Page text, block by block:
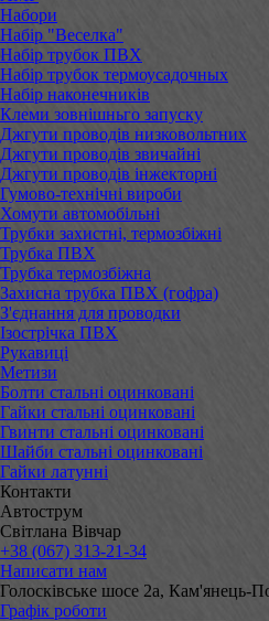
Набори
Набір "Веселка"
Набір трубок ПВХ
Набір трубок термоусадочных
Набір наконечників
Клеми зовнішньго запуску
Джгути проводів низковольтних
Джгути проводів звичайні
Джгути проводів інжекторні
Гумово-технічні вироби
Хомути автомобільні
Трубки захистні, термозбіжні
Трубка ПВХ
Трубка термозбіжна
Захисна трубка ПВХ (гофра)
З'єднання для проводки
Ізострічка ПВХ
Рукавиці
Метизи
Болти стальні оцинковані
Гайки стальні оцинковані
Гвинти стальні оцинковані
Шайби стальні оцинковані
Гайки латунні
Контакти
Автострум
Світлана Вівчар
+38 (067) 313-21-34
Написати нам
Голосківське шосе 2а, Кам'янець-
Графік роботи